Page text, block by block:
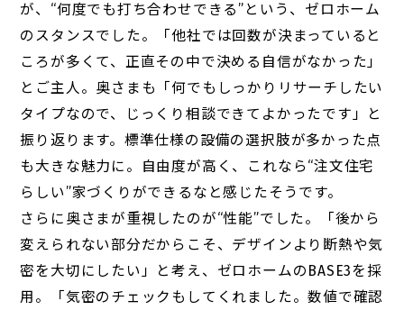
が、“何度でも打ち合わせできる”という、ゼロホーム
のスタンスでした。「他社では回数が決まっていると
ころが多くて、正直その中で決める自信がなかった」
とご主人。奥さまも「何でもしっかりリサーチしたい
タイプなので、じっくり相談できてよかったです」と
振り返ります。標準仕様の設備の選択肢が多かった点
も大きな魅力に。自由度が高く、これなら“注文住宅
らしい”家づくりができるなと感じたそうです。
さらに奥さまが重視したのが“性能”でした。「後から
変えられない部分だからこそ、デザインより断熱や気
密を大切にしたい」と考え、ゼロホームのBASE3を採
用。「気密のチェックもしてくれました。数値で確認